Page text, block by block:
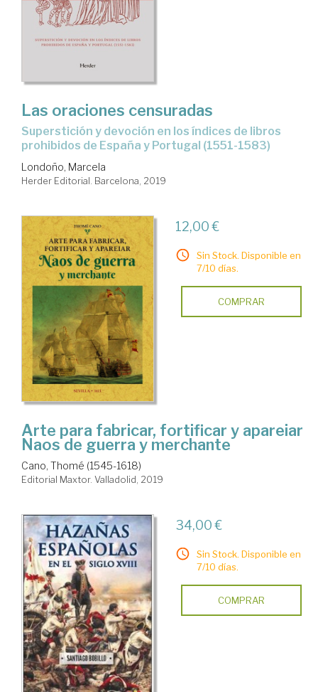
Las oraciones censuradas
superstición y devoción en los índices de libros
prohibidos de España y Portugal (1551-1583)
Londoño, Marcela
Herder Editorial. Barcelona, 2019
12,00 €
Sin Stock. Disponible en
7/10 días.
COMPRAR
Arte para fabricar, fortificar y apareiar
Naos de guerra y merchante
Cano, Thomé (1545-1618)
Editorial Maxtor. Valladolid, 2019
34,00 €
Sin Stock. Disponible en
7/10 días.
COMPRAR